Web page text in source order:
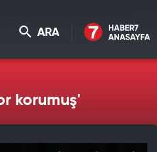
ARA
korumuş'